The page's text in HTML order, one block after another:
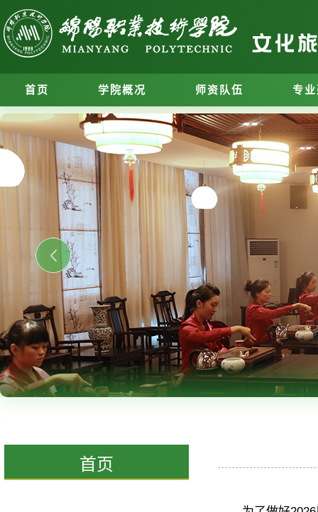
首页 学院概况 师资队伍 专
首页